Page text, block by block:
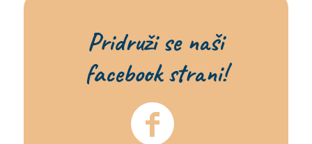
Pridruži se naši
facebook strani!